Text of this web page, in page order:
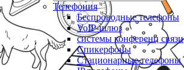
Телефония
Беспроводные телефоны
VoIP-шлюз
системы конференц связи
Спикерфоны
Стационарные телефоны